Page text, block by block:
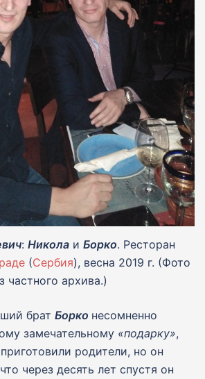
: Никола и Борко. Ресторан
(Сербия), весна 2019 г. (Фото
частного архива.)
брат Борко несомненно
замечательному «подарку»,
родители, но он
через десять лет спустя он